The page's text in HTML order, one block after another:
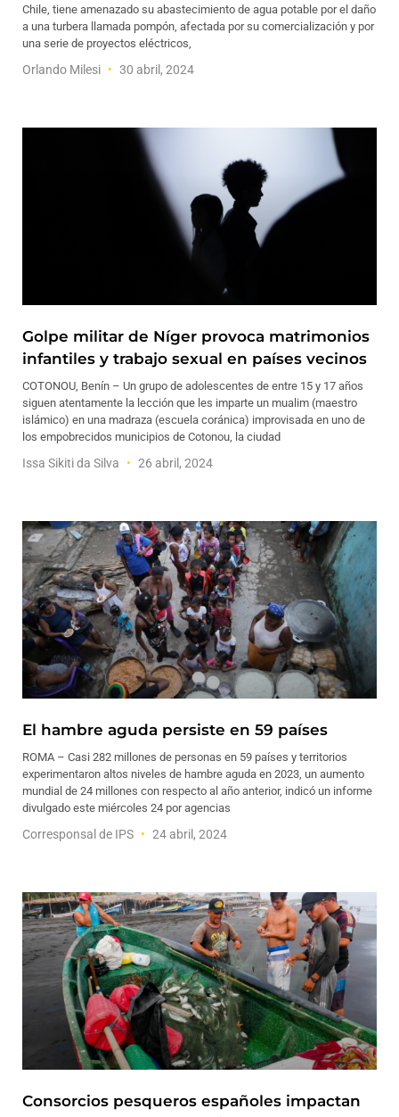
Chile, tiene amenazado su abastecimiento de agua potable por el daño
a una turbera llamada pompón, afectada por su comercialización y por
una serie de proyectos eléctricos,
Orlando Milesi 30 abril, 2024
Golpe militar de Níger provoca matrimonios
infantiles y trabajo sexual en países vecinos
COTONOU, Benín – Un grupo de adolescentes de entre 15 y 17 años
siguen atentamente la lección que les imparte un mualim (maestro
islámico) en una madraza (escuela coránica) improvisada en uno de
los empobrecidos municipios de Cotonou, la ciudad
Issa Sikiti da Silva 26 abril, 2024
El hambre aguda persiste en 59 países
ROMA – Casi 282 millones de personas en 59 países y territorios
experimentaron altos niveles de hambre aguda en 2023, un aumento
mundial de 24 millones con respecto al año anterior, indicó un informe
divulgado este miércoles 24 por agencias
Corresponsal de IPS 24 abril, 2024
Consorcios pesqueros españoles impactan